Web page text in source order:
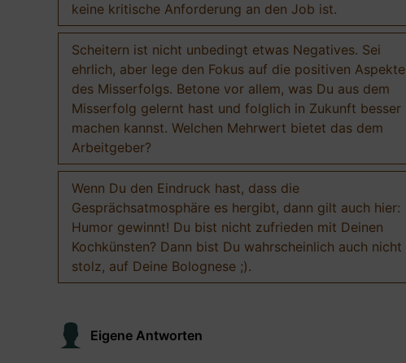
keine kritische Anforderung an den Job ist.
Scheitern ist nicht unbedingt etwas Negatives. Sei
ehrlich, aber lege den Fokus auf die positiven Aspekte
des Misserfolgs. Betone vor allem, was Du aus dem
Misserfolg gelernt hast und folglich in Zukunft besser
machen kannst. Welchen Mehrwert bietet das dem
Arbeitgeber?
Wenn Du den Eindruck hast, dass die
Gesprächsatmosphäre es hergibt, dann gilt auch hier:
Humor gewinnt! Du bist nicht zufrieden mit Deinen
Kochkünsten? Dann bist Du wahrscheinlich auch nicht
stolz, auf Deine Bolognese ;).
Eigene Antworten